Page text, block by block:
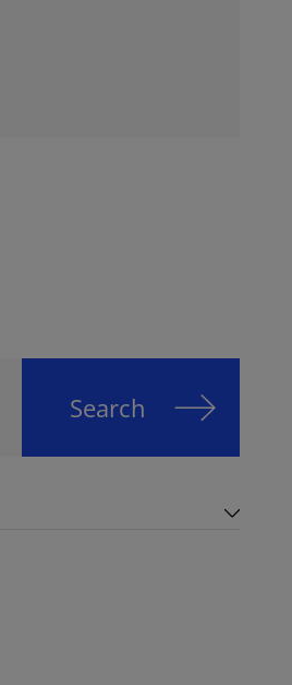
Search